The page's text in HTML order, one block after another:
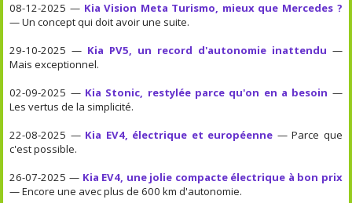
08-12-2025 — Kia Vision Meta Turismo, mieux que Mercedes ?
— Un concept qui doit avoir une suite.
29-10-2025 — Kia PV5, un record d'autonomie inattendu —
Mais exceptionnel.
02-09-2025 — Kia Stonic, restylée parce qu'on en a besoin —
Les vertus de la simplicité.
22-08-2025 — Kia EV4, électrique et européenne — Parce que
c'est possible.
26-07-2025 — Kia EV4, une jolie compacte électrique à bon prix
— Encore une avec plus de 600 km d'autonomie.